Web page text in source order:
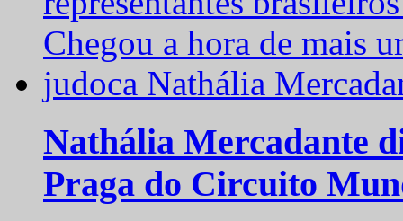
Nathália Mercadante
Praga do Circuito